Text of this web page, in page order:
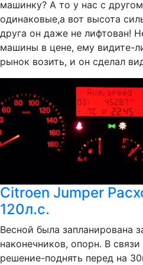
машинку? А то у нас с
одинаковые,а вот высота
друга он даже не лифтован!
машины в цене, ему видите-
рынок возить, и он сделал
Citroen Jumper
120л.с.
Весной была запланирована
наконечников, опорн. В
решение-поднять перед на